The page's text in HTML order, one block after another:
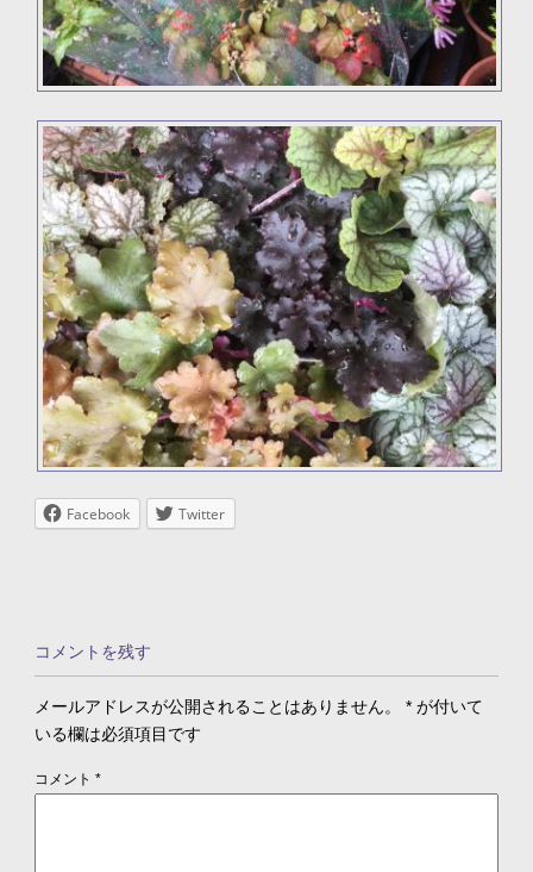
Facebook Twitter
コメントを残す
メールアドレスが公開されることはありません。 *が付いて
いる欄は必須項目です
コメント *